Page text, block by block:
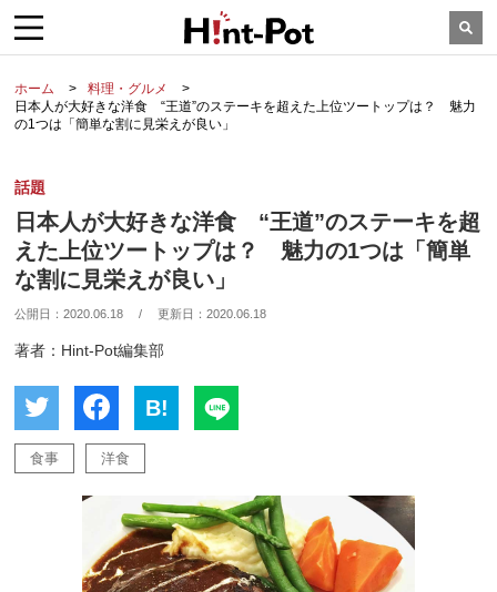
ホーム
料理・グルメ
日本人が大好きな洋食 “王道”のステーキを超えた上位ツートップは？ 魅力
の1つは「簡単な割に見栄えが良い」
話題
日本人が大好きな洋食 “王道”のステーキを超
えた上位ツートップは？ 魅力の1つは「簡単
な割に見栄えが良い」
公開日：2020.06.18 / 更新日：2020.06.18
著者：Hint-Pot編集部
B!
食事 洋食